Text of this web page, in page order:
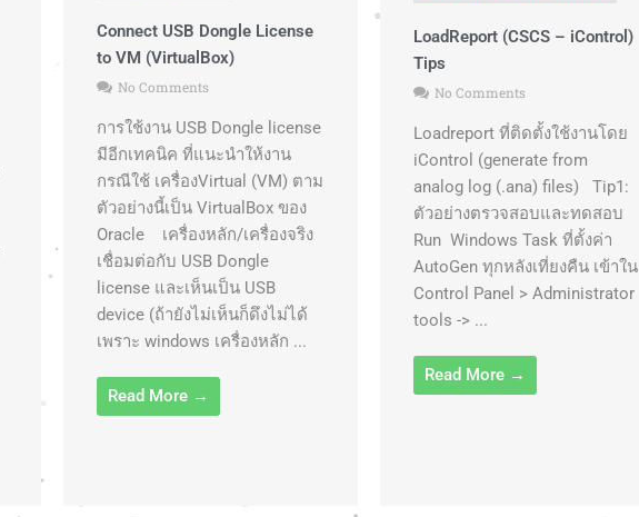
Connect USB Dongle License
to VM (VirtualBox)
No Comments
การใช้งาน USB Dongle license
มีอีกเทคนิค ที่แนะนำให้งาน
กรณีใช้ เครื่องVirtual (VM) ตาม
ตัวอย่างนี้เป็น VirtualBox ของ
Oracle เครื่องหลัก/เครื่องจริง
เชื่อมต่อกับ USB Dongle
license และเห็นเป็น USB
device (ถ้ายังไม่เห็นก็ดึงไม่ได้
เพราะ windows เครื่องหลัก ...
Read More →
LoadReport (CSCS – iControl)
Tips
No Comments
Loadreport ที่ติดตั้งใช้งานโดย
iControl (generate from
analog log (.ana) files) Tip1:
ตัวอย่างตรวจสอบและทดสอบ
Run Windows Task ที่ตั้งค่า
AutoGen ทุกหลังเที่ยงคืน เข้าใน
Control Panel > Administrator
tools -> ...
Read More →